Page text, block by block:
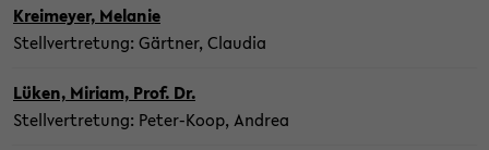
Krei­mey­er, Me­la­nie
Stell­ver­tre­tung: Gärt­ner, Clau­dia
Lüken, Mi­ri­am, Prof. Dr.
Stell­ver­tre­tung: Peter-​Koop, An­drea